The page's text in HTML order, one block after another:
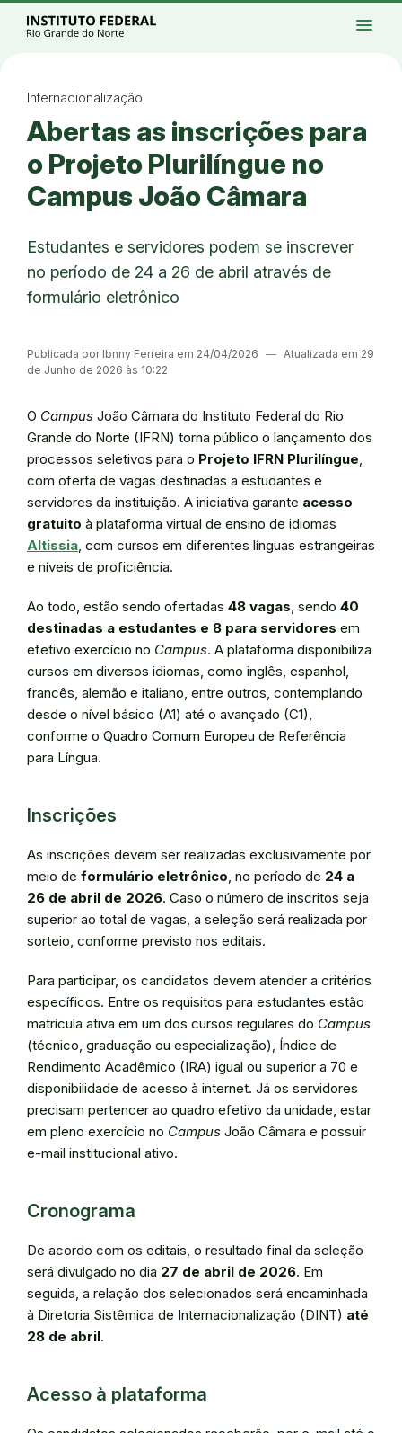
Ir para a página inicial
Ir para a busca
Alto contraste
Login da Área Administrativa
Acessibilidade
menu
Internacionalização
Abertas as inscrições para
o Projeto Plurilíngue no
Campus João Câmara
Estudantes e servidores podem se inscrever
no período de 24 a 26 de abril através de
formulário eletrônico
Publicada por Ibnny Ferreira em 24/04/2026 ― Atualizada em 29
de Junho de 2026 às 10:22
O Campus João Câmara do Instituto Federal do Rio
Grande do Norte (IFRN) torna público o lançamento dos
processos seletivos para o Projeto IFRN Plurilíngue,
com oferta de vagas destinadas a estudantes e
servidores da instituição. A iniciativa garante acesso
gratuito à plataforma virtual de ensino de idiomas
Altissia, com cursos em diferentes línguas estrangeiras
e níveis de proficiência.
Ao todo, estão sendo ofertadas 48 vagas, sendo 40
destinadas a estudantes e 8 para servidores em
efetivo exercício no Campus. A plataforma disponibiliza
cursos em diversos idiomas, como inglês, espanhol,
francês, alemão e italiano, entre outros, contemplando
desde o nível básico (A1) até o avançado (C1),
conforme o Quadro Comum Europeu de Referência
para Língua.
Inscrições
As inscrições devem ser realizadas exclusivamente por
meio de formulário eletrônico, no período de 24 a
26 de abril de 2026. Caso o número de inscritos seja
superior ao total de vagas, a seleção será realizada por
sorteio, conforme previsto nos editais.
Para participar, os candidatos devem atender a critérios
específicos. Entre os requisitos para estudantes estão
matrícula ativa em um dos cursos regulares do Campus
(técnico, graduação ou especialização), Índice de
Rendimento Acadêmico (IRA) igual ou superior a 70 e
disponibilidade de acesso à internet. Já os servidores
precisam pertencer ao quadro efetivo da unidade, estar
em pleno exercício no Campus João Câmara e possuir
e-mail institucional ativo.
Cronograma
De acordo com os editais, o resultado final da seleção
será divulgado no dia 27 de abril de 2026. Em
seguida, a relação dos selecionados será encaminhada
à Diretoria Sistêmica de Internacionalização (DINT) até
28 de abril.
Acesso à plataforma